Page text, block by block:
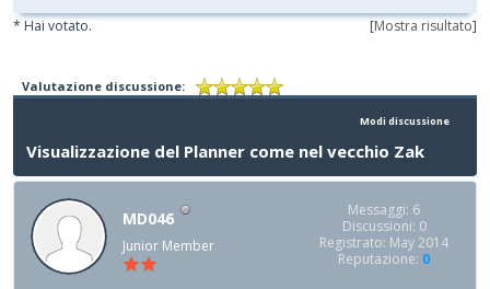
* Hai votato. [Mostra risultato]
Valutazione discussione:
Modi discussione
Visualizzazione del Planner come nel vecchio Zak
MD046
Junior Member
Messaggi: 6
Discussioni: 0
Registrato: May 2014
Reputazione: 0